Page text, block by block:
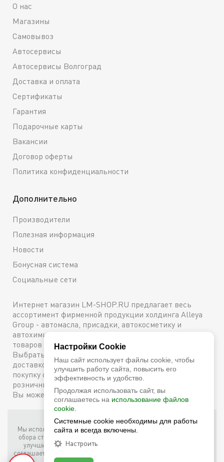
О нас
Магазины
Самовывоз
Автосервисы
Автосервисы Волгоград
Доставка и оплата
Сертификаты
Гарантия
Подарочные карты
Вакансии
Договор оферты
Политика конфиденциальности
Дополнительно
Производители
Полезная информация
Новости
Бонусная система
Социальные сети
Интернет магазин LM-SHOP.RU предлагает весь
ассортимент фирменной продукции холдинга Alleya
Group - автомасла, присадки, автокосметику и
автохимию. Каталог содержит подробное описание
товаров с техническими характеристиками и ценами.
Выбрать и купить оригинальную продукцию с
доставкой по Москве можно сейчас же, оформив
покупку онлайн, либо посетив один из наших
розничных магазинов. Более подробную информацию
Вы можете получить по телефону+7 (800) 600-48-38
Фирменный интернет-магазин LM Shop © 2026
Мы используем собственные куки (соокіе) и куки третьих лиц для
обора статистики, маркетинговых целей, а также для того, чтобы
улучшить работу сайта. Продолжая просмотр этого сайта, вы
соглашаетесь с таким использованием файлов куки в соответствии
Настройки Cookie
Наш сайт использует файлы cookie, чтобы
улучшить работу сайта, повысить его
эффективность и удобство.
Продолжая использовать сайт, вы
соглашаетесь на использование файлов
cookie.
Системные cookie необходимы для работы
сайта и всегда включены.
Настроить